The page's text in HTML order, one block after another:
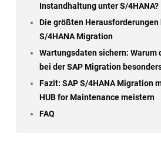
Instandhaltung unter S/4HANA?
Die größten Herausforderungen
S/4HANA Migration
Wartungsdaten sichern: Warum
bei der SAP Migration
Fazit: SAP S/4HANA Migration
HUB for Maintenance meistern
FAQ